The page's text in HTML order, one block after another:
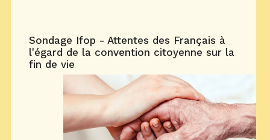
Sondage Ifop - Attentes des Français à
l'égard de la convention citoyenne sur la
fin de vie